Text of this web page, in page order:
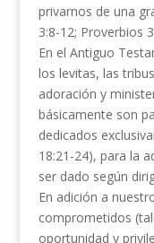
privarnos de una
3:8-12; Proverbios
En el Antiguo
los levitas, las
adoración y
básicamente son
dedicados
18:21-24), para la
ser dado según
En adición a
comprometidos
oportuni­dad y